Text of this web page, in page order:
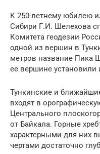
К 250-летнему юбилею
Сибири Г.И. Шелехова
Комитета геодезии
одной из вершин в
метров название Пика
ее вершине
Тункинские и
входят в
Центрального
от Байкала. Горные
характерными для них
чертами достаточно